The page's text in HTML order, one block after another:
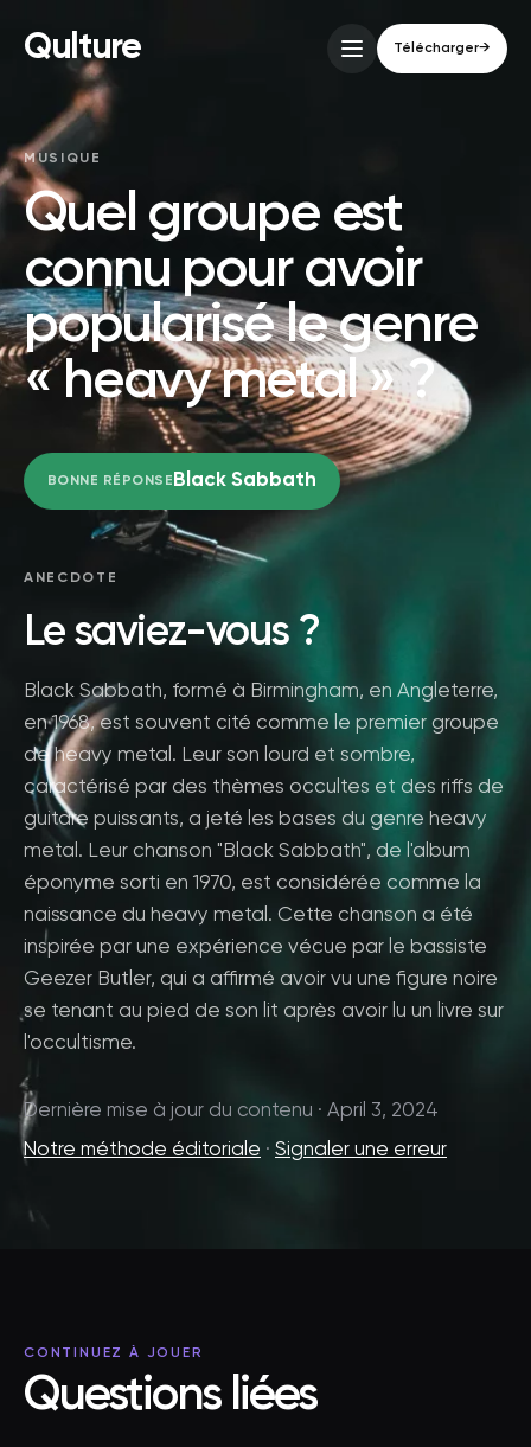
Qulture Télécharger→
MUSIQUE
Quel groupe est
connu pour avoir
popularisé le genre
« heavy metal » ?
BONNE RÉPONSE Black Sabbath
ANECDOTE
Le saviez-vous ?
Black Sabbath, formé à Birmingham, en Angleterre,
en 1968, est souvent cité comme le premier groupe
de heavy metal. Leur son lourd et sombre,
caractérisé par des thèmes occultes et des riffs de
guitare puissants, a jeté les bases du genre heavy
metal. Leur chanson "Black Sabbath", de l'album
éponyme sorti en 1970, est considérée comme la
naissance du heavy metal. Cette chanson a été
inspirée par une expérience vécue par le bassiste
Geezer Butler, qui a affirmé avoir vu une figure noire
se tenant au pied de son lit après avoir lu un livre sur
l'occultisme.
Dernière mise à jour du contenu · April 3, 2024
Notre méthode éditoriale · Signaler une erreur
CONTINUEZ À JOUER
Questions liées